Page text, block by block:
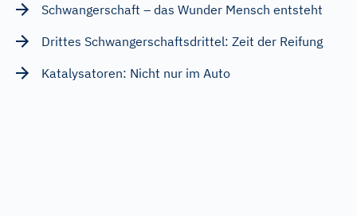
Schwangerschaft – das Wunder Mensch entsteht
Drittes Schwangerschaftsdrittel: Zeit der Reifung
Katalysatoren: Nicht nur im Auto